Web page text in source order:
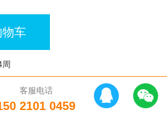
物车
客服电话
2101 0459